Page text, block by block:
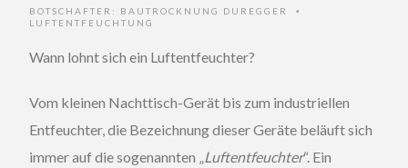
BOTSCHAFTER: BAUTROCKNUNG DUREGGER •
LUFTENTFEUCHTUNG
Wann lohnt sich ein Luftentfeuchter?
Vom kleinen Nachttisch-Gerät bis zum industriellen
Entfeuchter, die Bezeichnung dieser Geräte beläuft sich
immer auf die sogenannten „Luftentfeuchter“. Ein